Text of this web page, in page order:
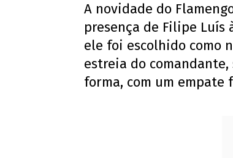
A novidade do
presença de Filipe Luís
ele foi escolhido como
estreia do
forma, com um empate